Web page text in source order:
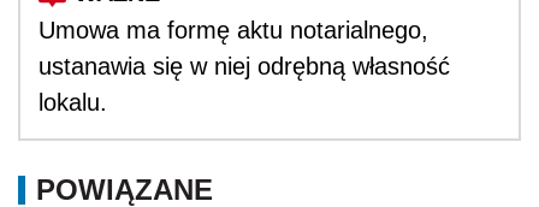
Umowa ma formę aktu notarialnego,
ustanawia się w niej odrębną własność
lokalu.
POWIĄZANE